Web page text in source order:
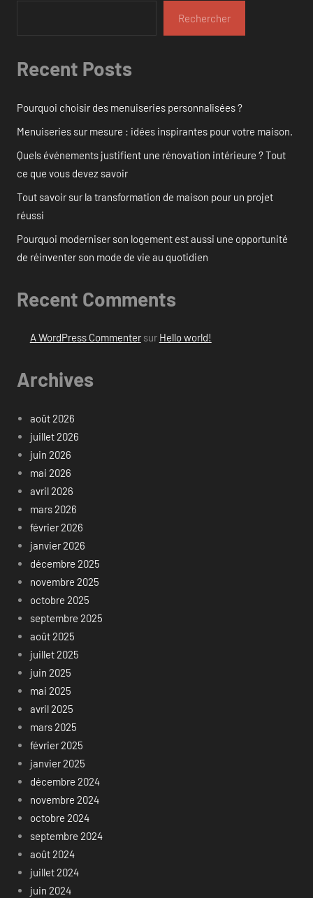
Rechercher
Recent Posts
Pourquoi choisir des menuiseries personnalisées ?
Menuiseries sur mesure : idées inspirantes pour votre maison.
Quels événements justifient une rénovation intérieure ? Tout
ce que vous devez savoir
Tout savoir sur la transformation de maison pour un projet
réussi
Pourquoi moderniser son logement est aussi une opportunité
de réinventer son mode de vie au quotidien
Recent Comments
A WordPress Commentersur Hello world!
Archives
août 2026
juillet 2026
juin 2026
mai 2026
avril 2026
mars 2026
février 2026
janvier 2026
décembre 2025
novembre 2025
octobre 2025
septembre 2025
août 2025
juillet 2025
juin 2025
mai 2025
avril 2025
mars 2025
février 2025
janvier 2025
décembre 2024
novembre 2024
octobre 2024
septembre 2024
août 2024
juillet 2024
juin 2024